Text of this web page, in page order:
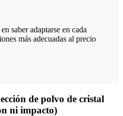
saber adaptarse en cada
más adecuadas al precio
de polvo de cristal
ni impacto)